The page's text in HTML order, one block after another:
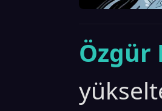
Özgür